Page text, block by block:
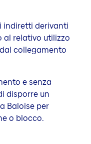
indiretti derivanti
al relativo utilizzo
collegamento
e senza
disporre un
Baloise per
o blocco.